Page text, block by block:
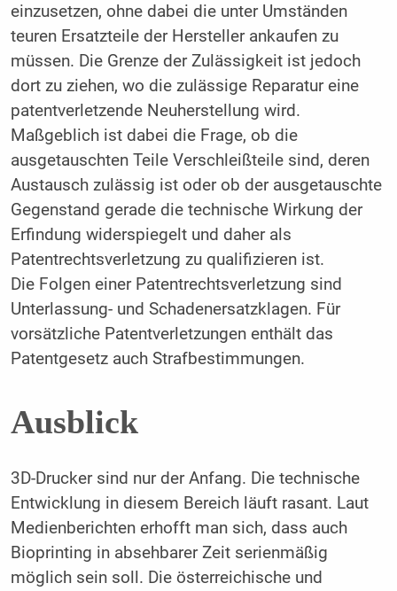
einzusetzen, ohne dabei die unter Umständen
teuren Ersatzteile der Hersteller ankaufen zu
müssen. Die Grenze der Zulässigkeit ist jedoch
dort zu ziehen, wo die zulässige Reparatur eine
patentverletzende Neuherstellung wird.
Maßgeblich ist dabei die Frage, ob die
ausgetauschten Teile Verschleißteile sind, deren
Austausch zulässig ist oder ob der ausgetauschte
Gegenstand gerade die technische Wirkung der
Erfindung widerspiegelt und daher als
Patentrechtsverletzung zu qualifizieren ist.
Die Folgen einer Patentrechtsverletzung sind
Unterlassung- und Schadenersatzklagen. Für
vorsätzliche Patentverletzungen enthält das
Patentgesetz auch Strafbestimmungen.
Ausblick
3D-Drucker sind nur der Anfang. Die technische
Entwicklung in diesem Bereich läuft rasant. Laut
Medienberichten erhofft man sich, dass auch
Bioprinting in absehbarer Zeit serienmäßig
möglich sein soll. Die österreichische und